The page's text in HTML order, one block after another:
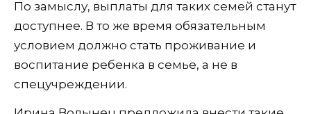
По замыслу, выплаты для таких семей станут
доступнее. В то же время обязательным
условием должно стать проживание и
воспитание ребенка в семье, а не в
спецучреждении.